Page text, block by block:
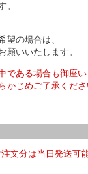
。
望の場合は、
願いいたします。
ある場合も御座い
じめご了承くださ
文分は当日発送可